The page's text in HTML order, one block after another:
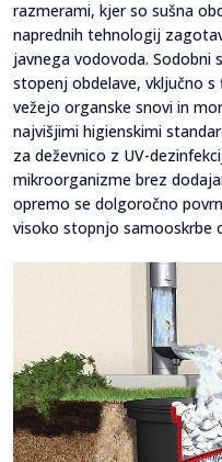
razmerami, kjer so sušna
naprednih tehnologij
javnega vodovoda.
stopenj obdelave, vključno
vežejo organske snovi in
najvišjimi higienskimi
za deževnico z UV-
mikroorganizme brez
opremo se dolgoročno
visoko stopnjo samooskrbe